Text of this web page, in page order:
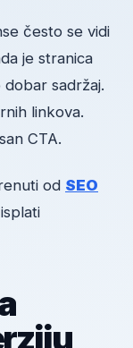
često se vidi
je stranica
sadržaj.
linkova.
CTA.
od SEO